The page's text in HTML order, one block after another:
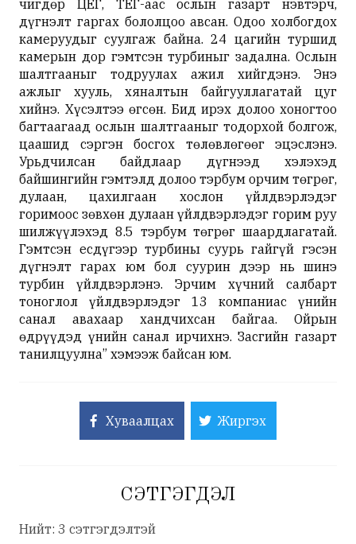
Өчигдөр ЦЕГ, ТЕГ-аас ослын газарт нэвтэрч,
дүгнэлт гаргах бололцоо авсан. Одоо холбогдох
камеруудыг суулгаж байна. 24 цагийн туршид
камерын дор гэмтсэн турбиныг задална. Ослын
шалтгааныг тодруулах ажил хийгдэнэ. Энэ
ажлыг хууль, хяналтын байгууллагатай цуг
хийнэ. Хүсэлтээ өгсөн. Бид ирэх долоо хоногтоо
багтаагаад ослын шалтгааныг тодорхой болгож,
цаашид сэргэн босгох төлөвлөгөөг эцэслэнэ.
Урьдчилсан байдлаар дүгнээд хэлэхэд
байшингийн гэмтэлд долоо тэрбум орчим төгрөг,
дулаан, цахилгаан хослон үйлдвэрлэдэг
горимоос зөвхөн дулаан үйлдвэрлэдэг горим руу
шилжүүлэхэд 8.5 тэрбум төгрөг шаардлагатай.
Гэмтсэн есдүгээр турбины суурь гайгүй гэсэн
дүгнэлт гарах юм бол суурин дээр нь шинэ
турбин үйлдвэрлэнэ. Эрчим хүчний салбарт
тоноглол үйлдвэрлэдэг 13 компаниас үнийн
санал авахаар хандчихсан байгаа. Ойрын
өдрүүдэд үнийн санал ирчихнэ. Засгийн газарт
танилцуулна” хэмээж байсан юм.
Хуваалцах Жиргэх
СЭТГЭГДЭЛ
Нийт: 3 сэтгэгдэлтэй